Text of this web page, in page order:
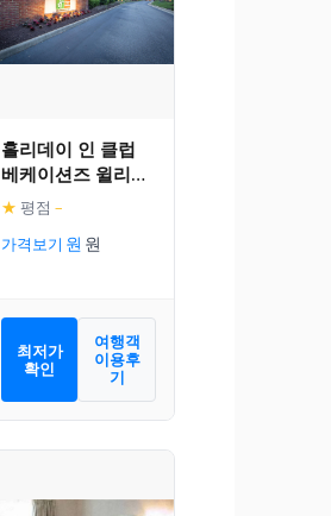
홀리데이 인 클럽
베케이션즈 윌리엄
스버그 리조트
★ 평점 –
가격보기
최저가
확인
여행객
이용후
기